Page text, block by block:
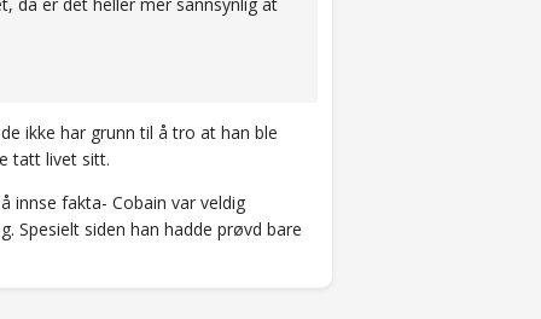
ikke har grunn til å tro at han ble
tatt livet sitt.
innse fakta- Cobain var veldig
Spesielt siden han hadde prøvd bare